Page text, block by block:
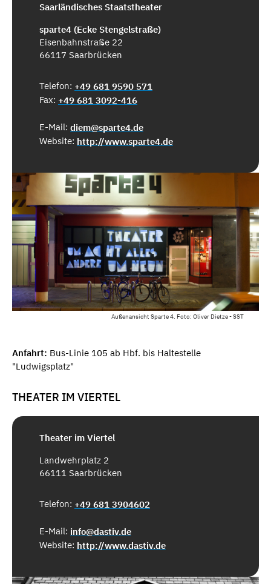
Saarländisches Staatstheater
sparte4 (Ecke Stengelstraße)
Eisenbahnstraße 22
66117 Saarbrücken
Telefon: +49 681 9590 571
Fax: +49 681 3092-416
E-Mail: diem@sparte4.de
Website: http://www.sparte4.de
Außenansicht Sparte 4. Foto: Oliver Dietze - SST
Anfahrt: Bus-Linie 105 ab Hbf. bis Haltestelle
"Ludwigsplatz"
THEATER IM VIERTEL
Theater im Viertel
Landwehrplatz 2
66111 Saarbrücken
Telefon: +49 681 3904602
E-Mail: info@dastiv.de
Website: http://www.dastiv.de